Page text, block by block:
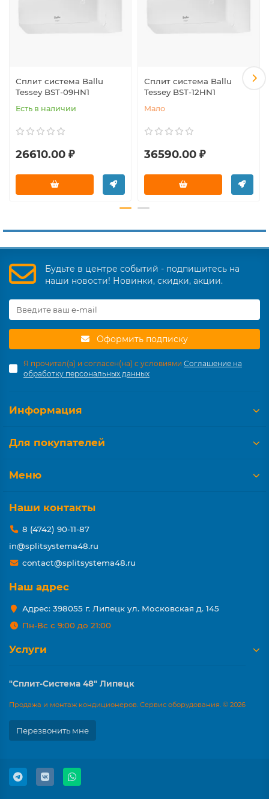
Сплит система Ballu
Tessey BST-09HN1
Есть в наличии
26610.00 ₽
Сплит система Ballu
Tessey BST-12HN1
Мало
36590.00 ₽
Будьте в центре событий - подпишитесь на
наши новости! Новинки, скидки, акции.
Оформить подписку
Я прочитал(а) и согласен(на) с условиями Соглашение на
обработку персональных данных
Информация
Для покупателей
Меню
Наши контакты
8 (4742) 90-11-87
in@splitsystema48.ru
contact@splitsystema48.ru
Наш адрес
Адрес: 398055 г. Липецк ул. Московская д. 145
Пн-Вс с 9:00 до 21:00
Услуги
"Сплит-Система 48" Липецк
Продажа и монтаж кондиционеров. Сервис оборудования. © 2026
Перезвонить мне